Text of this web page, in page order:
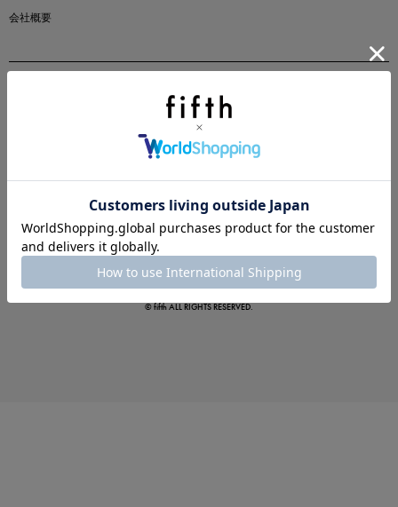
マストバイアイテム
この夏の主役確定！
会社概要
© fifth ALL RIGHTS RESERVED.